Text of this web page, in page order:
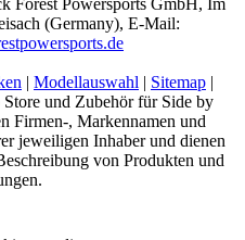
(Germany), E-Mail:
| Modellauswahl | Sitemap |
und Zubehör für Side by
Firmen-, Markennamen und
jeweiligen Inhaber und dienen
von Produkten und